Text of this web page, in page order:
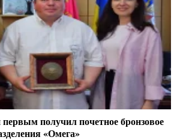
получил почетное бронзовое
«Омега»